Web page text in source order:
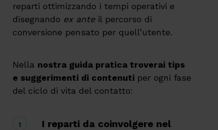
reparti ottimizzando i tempi operativi e
disegnando ex anteil percorso di
conversione pensato per quell’utente.
Nella nostra guida pratica troverai tips
e suggerimenti di contenuti per ogni fase
del ciclo di vita del contatto:
1
I reparti da coinvolgere nel